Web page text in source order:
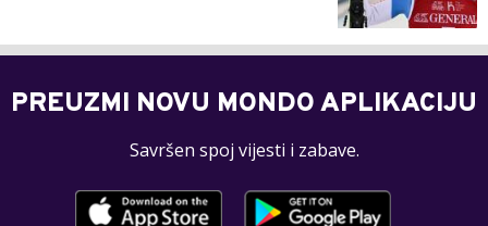
PREUZMI NOVU MONDO APLIKACIJU
Savršen spoj vijesti i zabave.